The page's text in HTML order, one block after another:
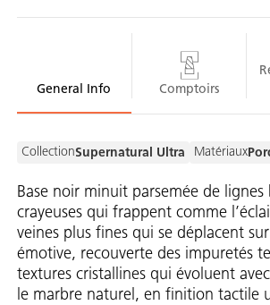
General Info Comptoirs
CollectionSupernatural Ultra Matériaux
Base noir minuit parsemée de lignes
crayeuses qui frappent comme
veines plus fines qui se déplacent
émotive, recouverte des impuretés
textures cristallines qui évoluent
le marbre naturel, en finition tactile